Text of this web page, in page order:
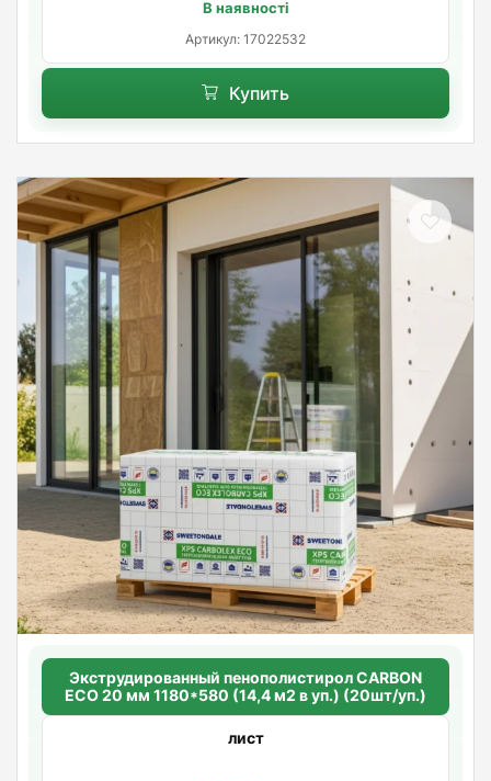
В наявності
Артикул: 17022532
Купить
Экструдированный пенополистирол CARBON
ECO 20 мм 1180*580 (14,4 м2 в уп.) (20шт/уп.)
лист